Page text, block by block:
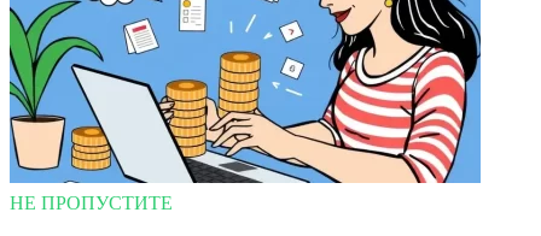
НЕ ПРОПУСТИТЕ